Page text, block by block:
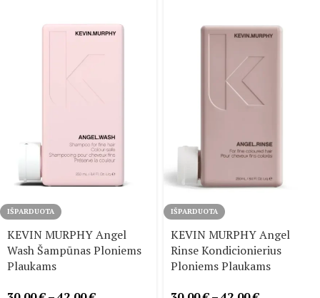
IŠPARDUOTA
KEVIN MURPHY Angel
Wash Šampūnas Ploniems
Plaukams
IŠPARDUOTA
KEVIN MURPHY Angel
Rinse Kondicionierius
Ploniems Plaukams